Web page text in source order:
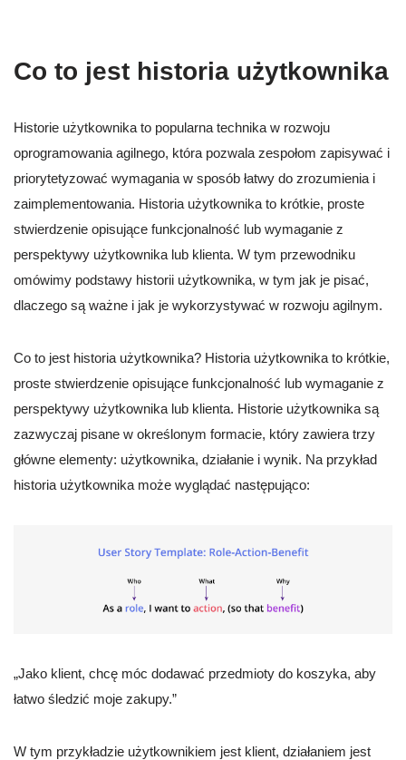
Co to jest historia użytkownika
Historie użytkownika to popularna technika w rozwoju
oprogramowania agilnego, która pozwala zespołom zapisywać i
priorytetyzować wymagania w sposób łatwy do zrozumienia i
zaimplementowania. Historia użytkownika to krótkie, proste
stwierdzenie opisujące funkcjonalność lub wymaganie z
perspektywy użytkownika lub klienta. W tym przewodniku
omówimy podstawy historii użytkownika, w tym jak je pisać,
dlaczego są ważne i jak je wykorzystywać w rozwoju agilnym.
Co to jest historia użytkownika? Historia użytkownika to krótkie,
proste stwierdzenie opisujące funkcjonalność lub wymaganie z
perspektywy użytkownika lub klienta. Historie użytkownika są
zazwyczaj pisane w określonym formacie, który zawiera trzy
główne elementy: użytkownika, działanie i wynik. Na przykład
historia użytkownika może wyglądać następująco:
„Jako klient, chcę móc dodawać przedmioty do koszyka, aby
łatwo śledzić moje zakupy.”
W tym przykładzie użytkownikiem jest klient, działaniem jest